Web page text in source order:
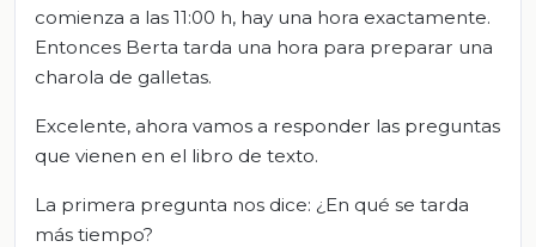
comienza a las 11:00 h, hay una hora exactamente.
Entonces Berta tarda una hora para preparar una
charola de galletas.
Excelente, ahora vamos a responder las preguntas
que vienen en el libro de texto.
La primera pregunta nos dice: ¿En qué se tarda
más tiempo?